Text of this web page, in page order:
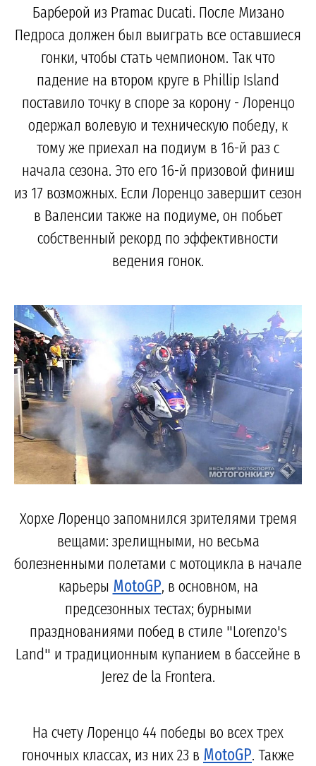
Барберой из Pramac Ducati. После Мизано
Педроса должен был выиграть все оставшиеся
гонки, чтобы стать чемпионом. Так что
падение на втором круге в Phillip Island
поставило точку в споре за корону - Лоренцо
одержал волевую и техническую победу, к
тому же приехал на подиум в 16-й раз с
начала сезона. Это его 16-й призовой финиш
из 17 возможных. Если Лоренцо завершит сезон
в Валенсии также на подиуме, он побьет
собственный рекорд по эффективности
ведения гонок.
Хорхе Лоренцо запомнился зрителями тремя
вещами: зрелищными, но весьма
болезненными полетами с мотоцикла в начале
карьеры MotoGP, в основном, на
предсезонных тестах; бурными
празднованиями побед в стиле "Lorenzo's
Land" и традиционным купанием в бассейне в
Jerez de la Frontera.
На счету Лоренцо 44 победы во всех трех
гоночных классах, из них 23 в MotoGP. Также